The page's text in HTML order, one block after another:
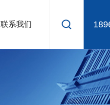
联系我们